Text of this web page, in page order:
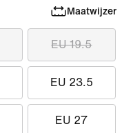
Maatwijzer
EU 19.5
EU 23.5
EU 27